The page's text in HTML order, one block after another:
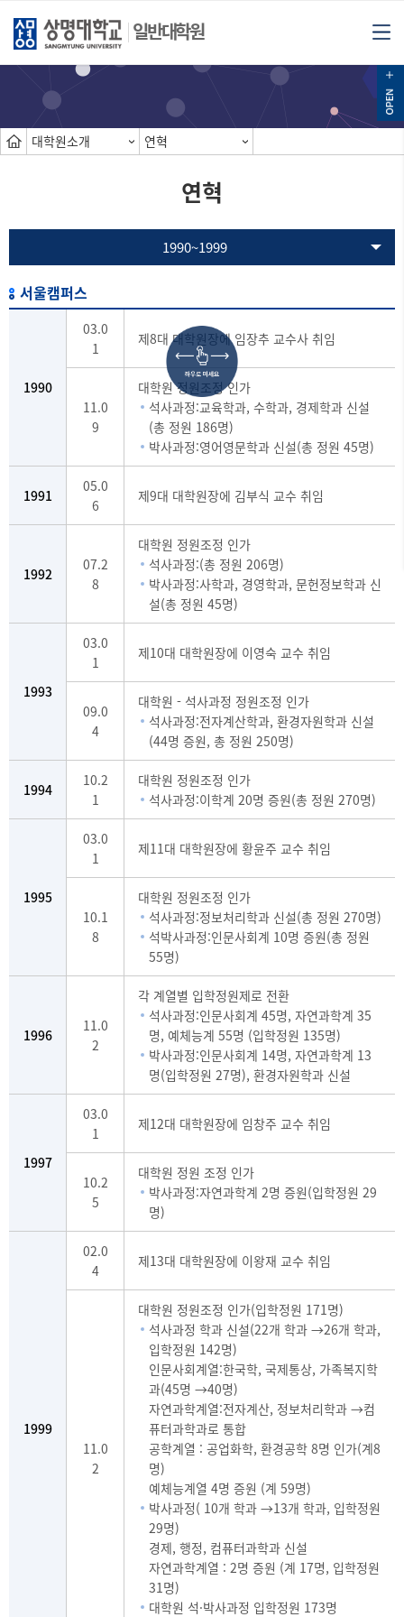
일반대학원
대학원소개 연혁
연혁
1990~1999
서울캠퍼스
1990
03.0
1
제8대 대학원장에 임장추 교수사 취임
11.0
9
대학원 정원조정 인가
석사과정:교육학과, 수학과, 경제학과 신설
(총 정원 186명)
박사과정:영어영문학과 신설(총 정원 45명)
1991
05.0
6
제9대 대학원장에 김부식 교수 취임
1992
07.2
8
대학원 정원조정 인가
석사과정:(총 정원 206명)
박사과정:사학과, 경영학과, 문헌정보학과 신
설(총 정원 45명)
1993
03.0
1
제10대 대학원장에 이영숙 교수 취임
09.0
4
대학원 - 석사과정 정원조정 인가
석사과정:전자계산학과, 환경자원학과 신설
(44명 증원, 총 정원 250명)
1994
10.2
1
대학원 정원조정 인가
석사과정:이학계 20명 증원(총 정원 270명)
1995
03.0
1
제11대 대학원장에 황윤주 교수 취임
10.1
8
대학원 정원조정 인가
석사과정:정보처리학과 신설(총 정원 270명)
석박사과정:인문사회계 10명 증원(총 정원
55명)
1996
11.0
2
각 계열별 입학정원제로 전환
석사과정:인문사회계 45명, 자연과학계 35
명, 예체능계 55명 (입학정원 135명)
박사과정:인문사회계 14명, 자연과학계 13
명(입학정원 27명), 환경자원학과 신설
1997
03.0
1
제12대 대학원장에 임창주 교수 취임
10.2
5
대학원 정원 조정 인가
박사과정:자연과학계 2명 증원(입학정원 29
명)
1999
02.0
4
제13대 대학원장에 이왕재 교수 취임
11.0
2
대학원 정원조정 인가(입학정원 171명)
석사과정 학과 신설(22개 학과 →26개 학과,
입학정원 142명)
인문사회계열:한국학, 국제통상, 가족복지학
과(45명 →40명)
자연과학계열:전자계산, 정보처리학과 →컴
퓨터과학과로 통합
공학계열 : 공업화학, 환경공학 8명 인가(계8
명)
예체능계열 4명 증원 (계 59명)
박사과정( 10개 학과 →13개 학과, 입학정원
29명)
경제, 행정, 컴퓨터과학과 신설
자연과학계열 : 2명 증원 (계 17명, 입학정원
31명)
대학원 석·박사과정 입학정원 173명